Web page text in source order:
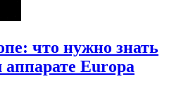
что нужно знать
Europa